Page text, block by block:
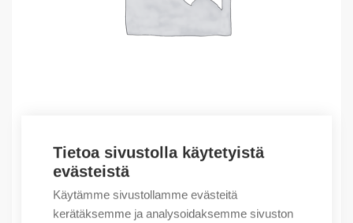
Tietoa sivustolla käytetyistä
evästeistä
Käytämme sivustollamme evästeitä
kerätäksemme ja analysoidaksemme sivuston
Outlet – Erikoishinnat
(X) OBSOLETE GUARDLOGIX PROCESSOR 5561S
2733,24€/ myyntierä